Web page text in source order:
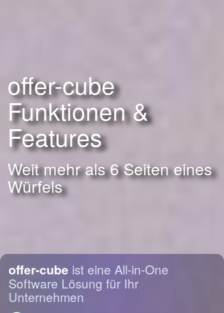
offer-cube
Funktionen &
Features
Weit mehr als 6 Seiten eines
Würfels
offer-cube ist eine All-in-One
Software Lösung für Ihr
Unternehmen